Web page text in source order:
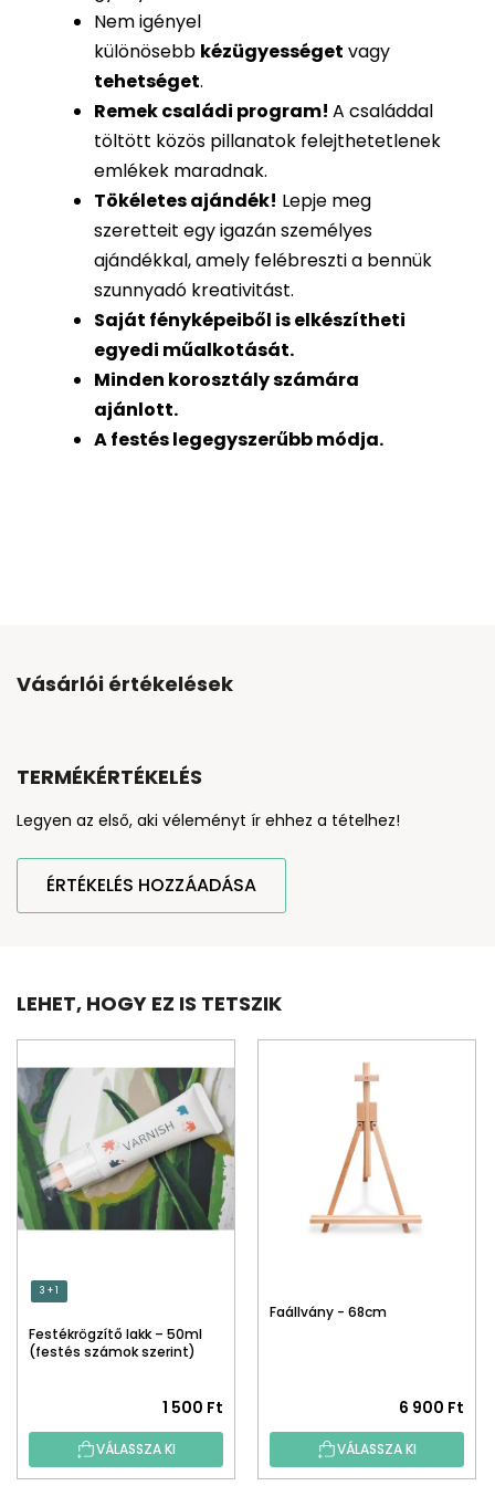
Nem igényel
különösebb kézügyességet vagy
tehetséget.
Remek családi program! A családdal
töltött közös pillanatok felejthetetlenek
emlékek maradnak.
Tökéletes ajándék! Lepje meg
szeretteit egy igazán személyes
ajándékkal, amely felébreszti a bennük
szunnyadó kreativitást.
Saját fényképeiből iselkészítheti
egyedi műalkotását.
Minden korosztály számára
ajánlott.
A festés legegyszerűbb módja.
Vásárlói értékelések
TERMÉKÉRTÉKELÉS
Legyen az első, aki véleményt ír ehhez a tételhez!
ÉRTÉKELÉS HOZZÁADÁSA
LEHET, HOGY EZ IS TETSZIK
3 + 1
Festékrögzítő lakk – 50ml
(festés számok szerint)
1 500 Ft
VÁLASSZA KI
Faállvány - 68cm
6 900 Ft
VÁLASSZA KI